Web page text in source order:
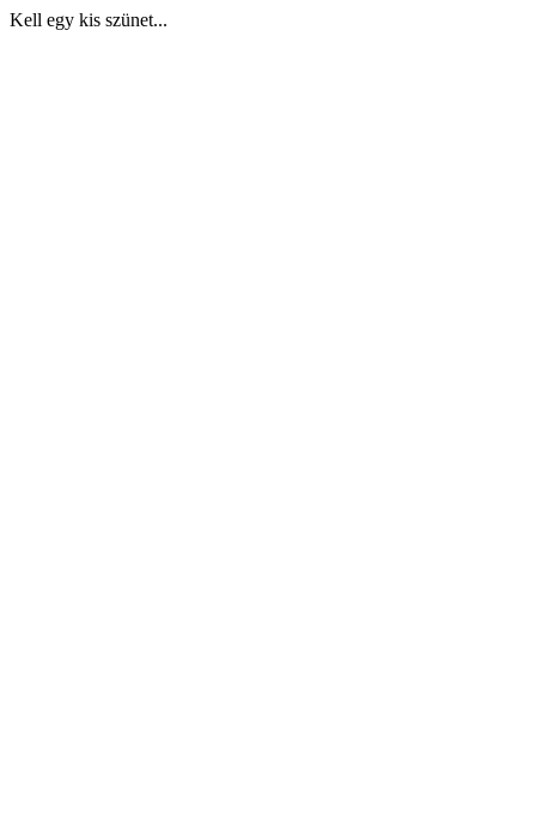
Kell egy kis szünet...